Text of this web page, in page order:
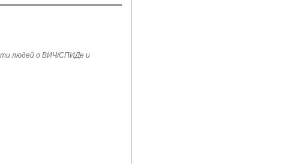
людей о ВИЧ/СПИДе и